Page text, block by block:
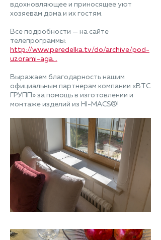
вдохновляющее и приносящее уют
хозяевам дома и их гостям.
Все подробности — на сайте
телепрограммы:
http://www.peredelka.tv/do/archive/pod-
uzorami-aga...
Выражаем благодарность нашим
официальным партнерам компании «ВТС
ГРУПП» за помощь в изготовлении и
монтаже изделий из HI-MACS®!